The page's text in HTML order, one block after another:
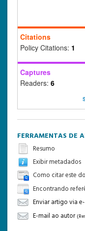
Citations
Policy Citations: 1
Captures
Readers: 6
FERRAMENTAS DE
Resumo
Exibir metadados
Como citar este
Encontrando
Enviar artigo via
E-mail ao autor